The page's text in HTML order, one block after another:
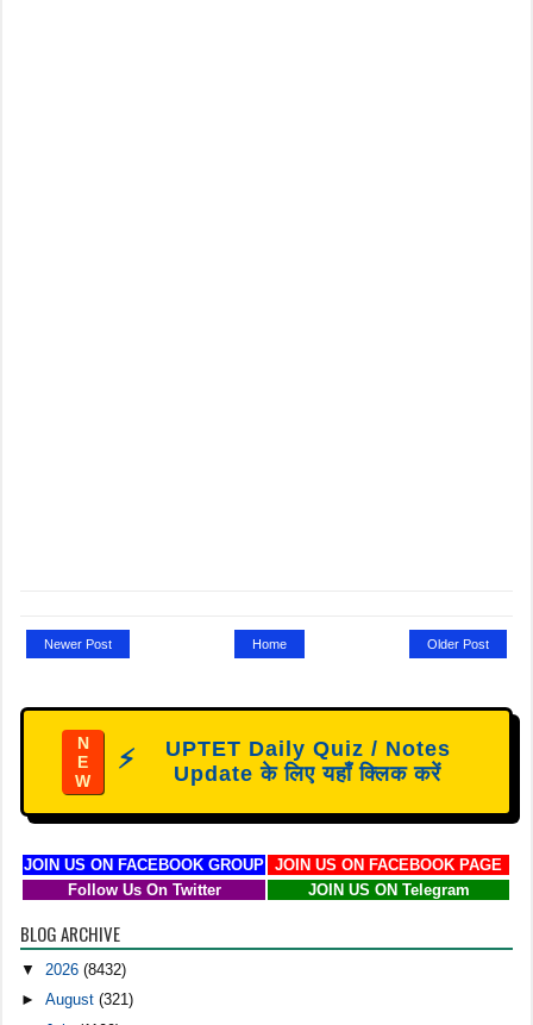
Newer Post Older Post
Home
N
E
W
⚡
UPTET Daily Quiz / Notes
Update के लिए यहाँ क्लिक करें
JOIN US ON FACEBOOK GROUP
JOIN US ON FACEBOOK PAGE
Follow Us On Twitter
JOIN US ON Telegram
BLOG ARCHIVE
▼2026(8432)
►August(321)